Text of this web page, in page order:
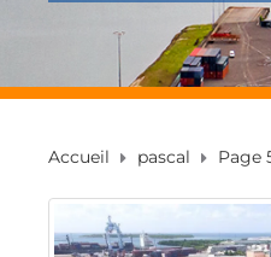
Accueil pascal Page